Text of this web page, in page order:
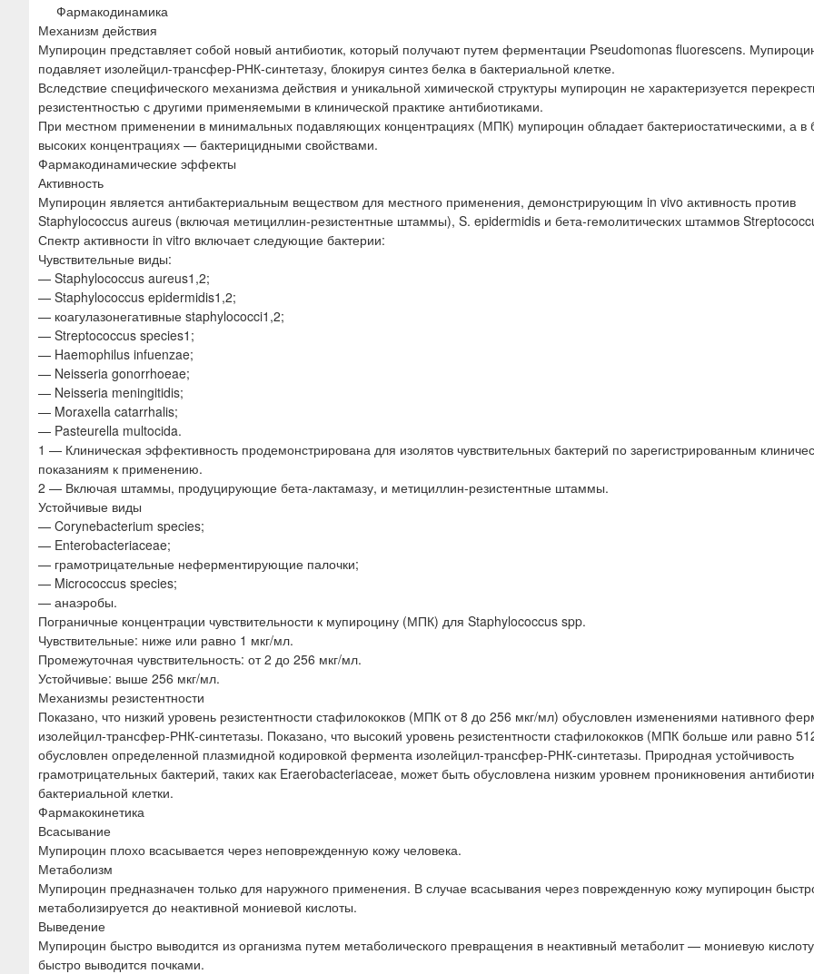
Фармакодинамика
Механизм действия
Мупироцин представляет собой новый антибиотик, который получают путем ферментации Pseudomonas fluorescens.
подавляет изолейцил-трансфер-РНК-синтетазу, блокируя синтез белка в бактериальной клетке.
Вследствие специфического механизма действия и уникальной химической структуры мупироцин не характеризуется
резистентностью с другими применяемыми в клинической практике антибиотиками.
При местном применении в минимальных подавляющих концентрациях (МПК) мупироцин обладает бактериостатическими, а в
высоких концентрациях — бактерицидными свойствами.
Фармакодинамические эффекты
Активность
Мупироцин является антибактериальным веществом для местного применения, демонстрирующим in vivo активность против
Staphylococcus aureus (включая метициллин-резистентные штаммы), S. epidermidis и бета-гемолитических штаммов
Спектр активности in vitro включает следующие бактерии:
Чувствительные виды:
— Staphylococcus aureus1,2;
— Staphylococcus epidermidis1,2;
— коагулазонегативные staphylococci1,2;
— Streptococcus species1;
— Haemophilus infuenzae;
— Neisseria gonorrhoeae;
— Neisseria meningitidis;
— Moraxella catarrhalis;
— Pasteurella multocida.
1 — Клиническая эффективность продемонстрирована для изолятов чувствительных бактерий по зарегистрированным
показаниям к применению.
2 — Включая штаммы, продуцирующие бета-лактамазу, и метициллин-резистентные штаммы.
Устойчивые виды
— Corynebacterium species;
— Enterobacteriaceae;
— грамотрицательные неферментирующие палочки;
— Micrococcus species;
— анаэробы.
Пограничные концентрации чувствительности к мупироцину (МПК) для Staphylococcus spp.
Чувствительные: ниже или равно 1 мкг/мл.
Промежуточная чувствительность: от 2 до 256 мкг/мл.
Устойчивые: выше 256 мкг/мл.
Механизмы резистентности
Показано, что низкий уровень резистентности стафилококков (МПК от 8 до 256 мкг/мл) обусловлен изменениями нативного
изолейцил-трансфер-РНК-синтетазы. Показано, что высокий уровень резистентности стафилококков (МПК больше или равно
обусловлен определенной плазмидной кодировкой фермента изолейцил-трансфер-РНК-синтетазы. Природная устойчивость
грамотрицательных бактерий, таких как Eraerobacteriaceae, может быть обусловлена низким уровнем проникновения
бактериальной клетки.
Фармакокинетика
Всасывание
Мупироцин плохо всасывается через неповрежденную кожу человека.
Метаболизм
Мупироцин предназначен только для наружного применения. В случае всасывания через поврежденную кожу мупироцин
метаболизируется до неактивной мониевой кислоты.
Выведение
Мупироцин быстро выводится из организма путем метаболического превращения в неактивный метаболит — мониевую
быстро выводится почками.